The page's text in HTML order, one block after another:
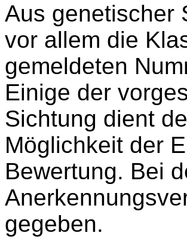
Aus genetischer
vor allem die
gemeldeten
Einige der
Sichtung dient
Möglichkeit der
Bewertung. Bei
gegeben.